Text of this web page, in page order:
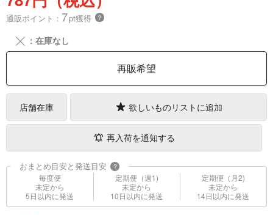
通販ポイント： 7pt獲得 ？
╳ ：在庫なし
再販希望
店舗在庫 欲しいものリストに追加
再入荷を通知する
おまとめ目安と発送目安 ?
毎度便
未定から
5日以内に発送
定期便（週1)
未定から
10日以内に発送
定期便（月2)
未定から
14日以内に発送